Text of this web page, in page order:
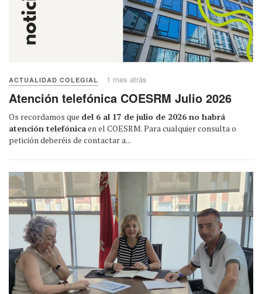
ACTUALIDAD COLEGIAL 1 mes atrás
Atención telefónica COESRM Julio 2026
Os recordamos que del 6 al 17 de julio de 2026 no habrá
atención telefónicaen el COESRM. Para cualquier consulta o
petición deberéis de contactar a...